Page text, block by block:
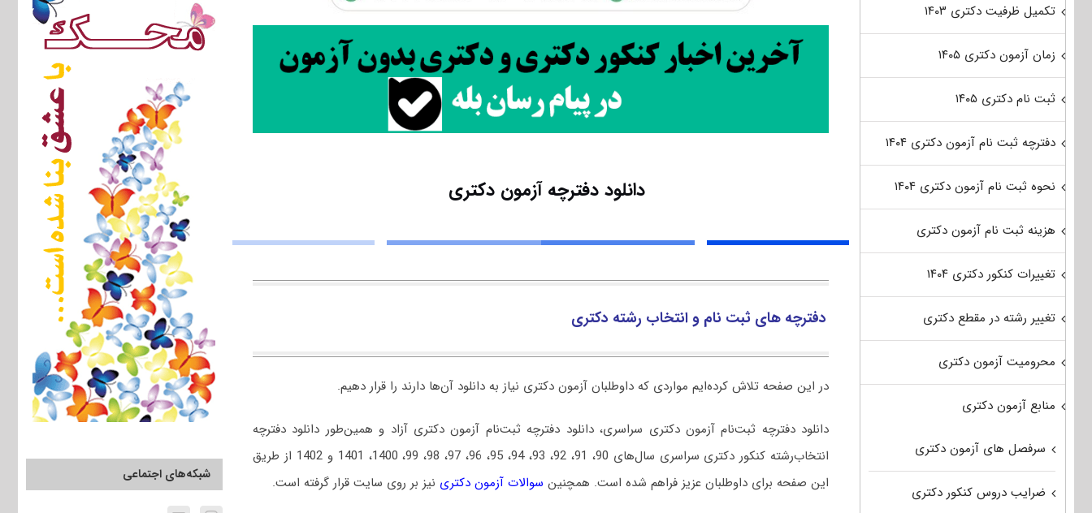
دانلود دفترچه آزمون دکتری
دفترچه های ثبت نام و انتخاب رشته دکتری
در این صفحه تلاش کرده‌ایم مواردی که داوطلبان آزمون دکتری نیاز به دانلود آن‌ها دارند را قرار دهیم.
دانلود دفترچه ثبت‌نام آزمون دکتری سراسری، دانلود دفترچه ثبت‌نام آزمون دکتری آزاد و همین‌طور دانلود دفترچه
انتخاب‌رشته کنکور دکتری سراسری سال‌های 90، 91، 92، 93، 94، 95، 96، 97، 98، 99، 1400، 1401 و 1402 از طریق
این صفحه برای داوطلبان عزیز فراهم شده است. همچنین سوالات آزمون دکتری نیز بر روی سایت قرار گرفته است. شبکه‌های اجتماعی
تکمیل ظرفیت دکتری ۱۴۰۳
زمان آزمون دکتری ۱۴۰۵
ثبت نام دکتری ۱۴۰۵
دفترچه ثبت نام آزمون دکتری ۱۴۰۴
نحوه ثبت نام آزمون دکتری ۱۴۰۴
هزینه ثبت نام آزمون دکتری
تغییرات کنکور دکتری ۱۴۰۴
تغییر رشته در مقطع دکتری
محرومیت آزمون دکتری
منابع آزمون دکتری
سرفصل های آزمون دکتری
ضرایب دروس کنکور دکتری